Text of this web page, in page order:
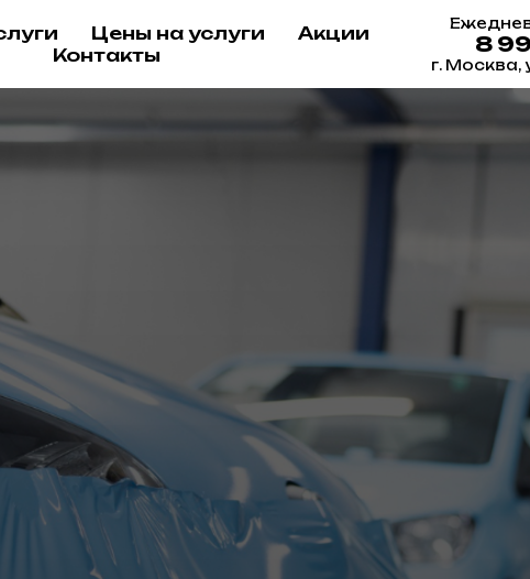
Цены на услуги
Акции
Контакты
8
г. Москва,